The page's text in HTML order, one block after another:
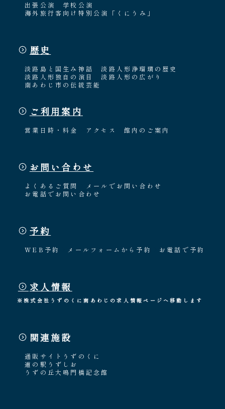
出張公演
学校公演
海外旅行客向け特別公演「くにうみ」
歴史
淡路島と国生み神話
淡路人形浄瑠璃の歴史
淡路人形独自の演目
淡路人形の広がり
南あわじ市の伝統芸能
ご利用案内
営業日時・料金 アクセス 館内のご案内
お問い合わせ
よくあるご質問
メールでお問い合わせ
お電話でお問い合わせ
予約
WEB予約 メールフォームから予約 お電話で予約
求人情報
※株式会社うずのくに南あわじの求人情報ページへ移動します
関連施設
通販サイトうずのくに
道の駅うずしお
うずの丘大鳴門橋記念館